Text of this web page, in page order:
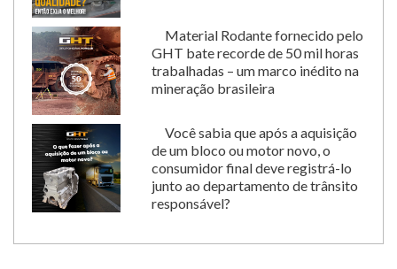
Material Rodante fornecido pelo
GHT bate recorde de 50 mil horas
trabalhadas – um marco inédito na
mineração brasileira
Você sabia que após a aquisição
de um bloco ou motor novo, o
consumidor final deve registrá-lo
junto ao departamento de trânsito
responsável?